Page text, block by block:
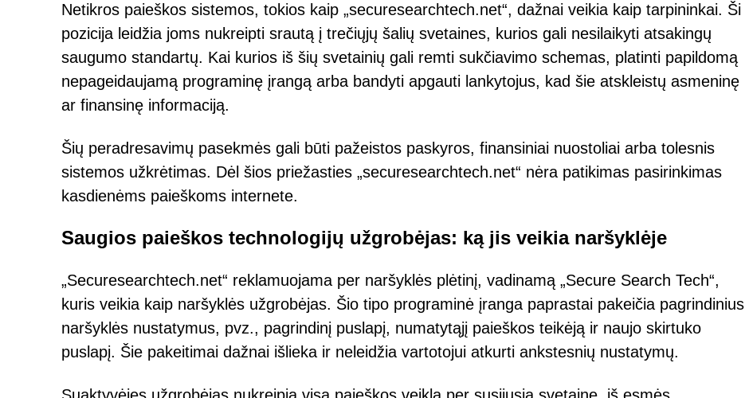
Netikros paieškos sistemos, tokios kaip „securesearchtech.net“, dažnai veikia kaip tarpininkai. Ši
pozicija leidžia joms nukreipti srautą į trečiųjų šalių svetaines, kurios gali nesilaikyti atsakingų
saugumo standartų. Kai kurios iš šių svetainių gali remti sukčiavimo schemas, platinti papildomą
nepageidaujamą programinę įrangą arba bandyti apgauti lankytojus, kad šie atskleistų asmeninę
ar finansinę informaciją.
Šių peradresavimų pasekmės gali būti pažeistos paskyros, finansiniai nuostoliai arba tolesnis
sistemos užkrėtimas. Dėl šios priežasties „securesearchtech.net“ nėra patikimas pasirinkimas
kasdienėms paieškoms internete.
Saugios paieškos technologijų užgrobėjas: ką jis veikia naršyklėje
„Securesearchtech.net“ reklamuojama per naršyklės plėtinį, vadinamą „Secure Search Tech“,
kuris veikia kaip naršyklės užgrobėjas. Šio tipo programinė įranga paprastai pakeičia pagrindinius
naršyklės nustatymus, pvz., pagrindinį puslapį, numatytąjį paieškos teikėją ir naujo skirtuko
puslapį. Šie pakeitimai dažnai išlieka ir neleidžia vartotojui atkurti ankstesnių nustatymų.